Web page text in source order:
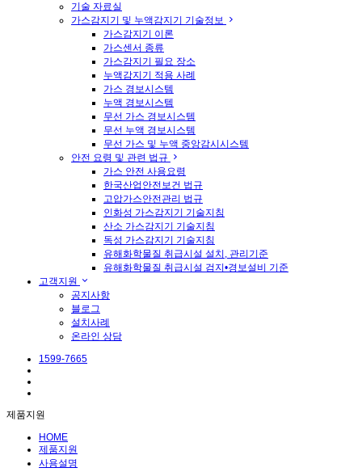
기술 자료실
가스감지기 및 누액감지기 기술정보
가스감지기 이론
가스센서 종류
가스감지기 필요 장소
누액감지기 적용 사례
가스 경보시스템
누액 경보시스템
무선 가스 경보시스템
무선 누액 경보시스템
무선 가스 및 누액 중앙감시시스템
안전 요령 및 관련 법규
가스 안전 사용요령
한국산업안전보건 법규
고압가스안전관리 법규
인화성 가스감지기 기술지침
산소 가스감지기 기술지침
독성 가스감지기 기술지침
유해화학물질 취급시설 설치, 관리기준
유해화학물질 취급시설 검지•경보설비 기준
고객지원
공지사항
블로그
설치사례
온라인 상담
1599-7665
제품지원
HOME
제품지원
사용설명